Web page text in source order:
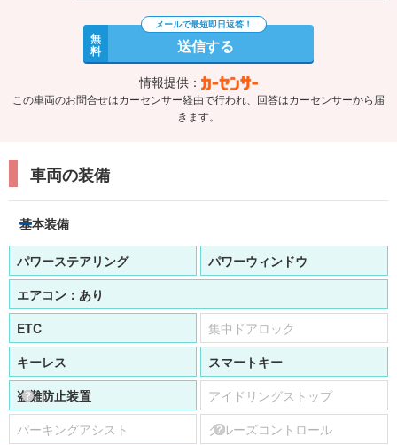
無
料 送信する
情報提供：
この車両のお問合せはカーセンサー経由で行われ、回答はカーセンサーから届
きます。
車両の装備
基本装備
パワーステアリング
パワーウィンドウ
エアコン： あり
ETC
集中ドアロック
キーレス
スマートキー
盗難防止装置
アイドリングストップ
パーキングアシスト
クルーズコントロール